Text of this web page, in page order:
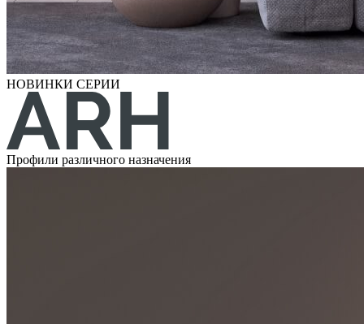
НОВИНКИ СЕРИИ
Профили различного назначения